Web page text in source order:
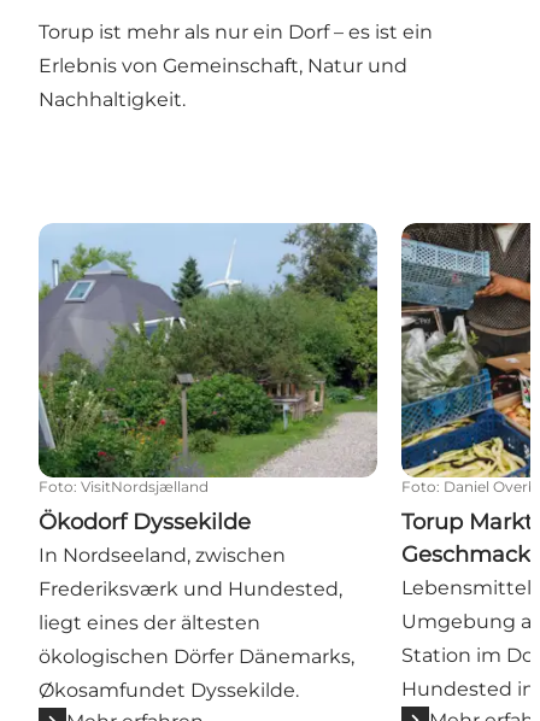
Torup ist mehr als nur ein Dorf – es ist ein
Erlebnis von Gemeinschaft, Natur und
Nachhaltigkeit.
Ökodorf Dyssekilde
Foto: VisitNordsjælland
Ökodorf Dyssekilde
In Nordseeland, zwischen
Frederiksværk und Hundested,
liegt eines der ältesten
ökologischen Dörfer Dänemarks,
Økosamfundet Dyssekilde.
Torup Markt -
Foto: Daniel
Torup Markt
Umgebung
Station im
Hundested in